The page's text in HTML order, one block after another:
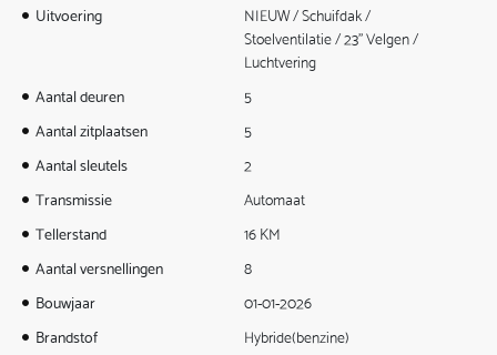
Uitvoering
NIEUW / Schuifdak /
Stoelventilatie / 23" Velgen /
Luchtvering
Aantal deuren
5
Aantal zitplaatsen
5
Aantal sleutels
2
Transmissie
Automaat
Tellerstand
16 KM
Aantal versnellingen
8
Bouwjaar
01-01-2026
Brandstof
Hybride(benzine)